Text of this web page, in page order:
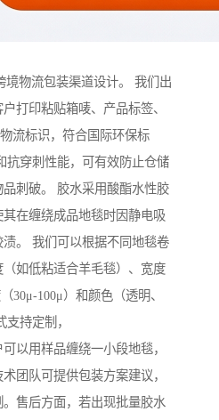
境物流包装渠道设计。 我们出
打印粘贴箱唛、产品标签、
流标识，符合国际环保标
抗穿刺性能，可有效防止仓储
刺破。 胶水采用酸酯水性胶
在缠绕成品地毯时因静电吸
。 我们可以根据不同地毯卷
如低粘适合羊毛毯）、宽度
30μ-100μ）和颜色（透明、
持定制，
以用样品缠绕一小段地毯，
团队可提供包装方案建议，
售后方面，若出现批量胶水